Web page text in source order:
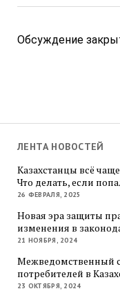
Обсуждение
ЛЕНТА НОВОСТЕЙ
Казахстанцы всё
Что делать, если
26 ФЕВРАЛЯ, 2025
Новая эра защиты
изменения в
21 НОЯБРЯ, 2024
Межведомственный
потребителей в
23 ОКТЯБРЯ, 2024